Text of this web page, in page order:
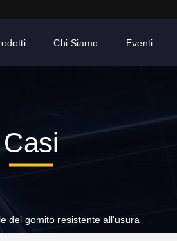
Chi Siamo Eventi
Casi
del gomito resistente all'usura